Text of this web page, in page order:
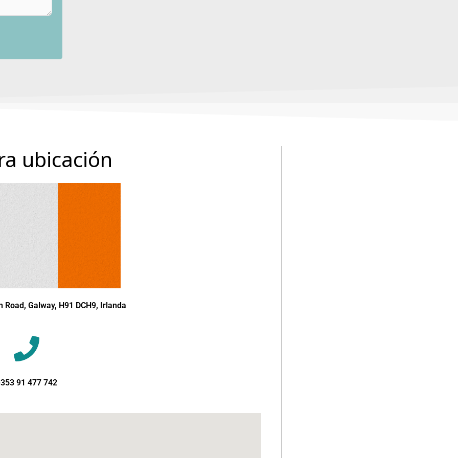
ubicación
Road, Galway, H91 DCH9, Irlanda
91 477 742